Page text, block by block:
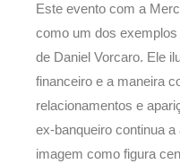
Este evento com a
como um dos
de Daniel Vorcaro. Ele
financeiro e a maneira
relacionamentos e
ex-banqueiro continua
imagem como figura